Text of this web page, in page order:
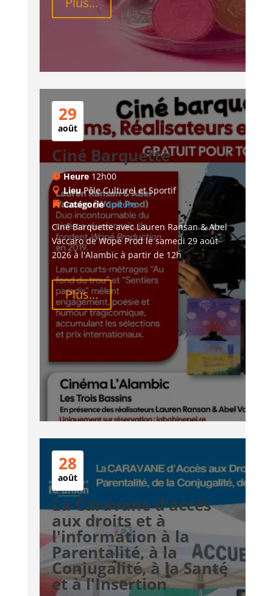
29
août
Ciné Barquette
Heure 12h00
LieuPôle Culturel et Sportif
CatégorieCulture
Ciné Barquette avec Lauren Ransan & Abel
Vaccaro de Wopé Prod le samedi 29 août
2026 à l'Alambic à partir de 12h
Plus...
28
août
La Caravane d'accès
aux droits et à
l'information à la
Parentalité, à la
Conjugalité, à la Santé
et à l'Insertion